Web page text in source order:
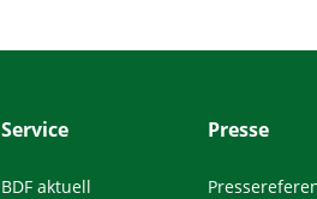
Service
BDF aktuell
Presse